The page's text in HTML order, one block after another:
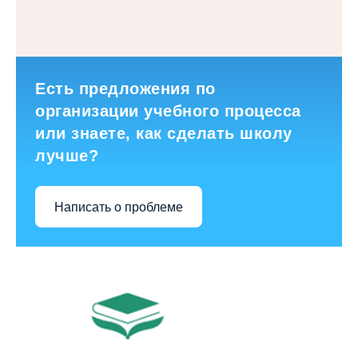
Есть предложения по
организации учебного процесса
или знаете, как сделать школу
лучше?
Написать о проблеме